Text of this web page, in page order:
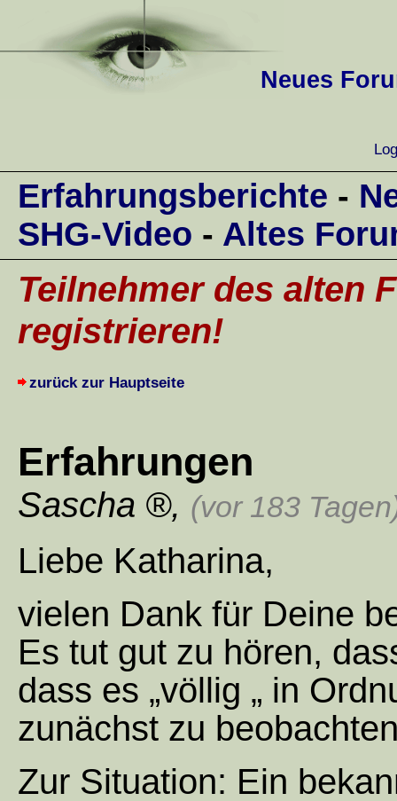
Neues
Erfahrungsberichte -
SHG-Video - Altes
Teilnehmer des alten
registrieren!
zurück zur Hauptseite
Erfahrungen
Sascha , (vor 183
Liebe Katharina,
vielen Dank für Deine
Es tut gut zu hören,
dass es „völlig „ in
zunächst zu
Zur Situation: Ein